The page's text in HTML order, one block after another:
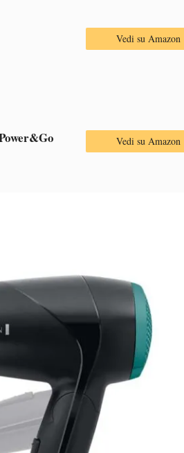
Vedi su Amazon
Vedi su Amazon